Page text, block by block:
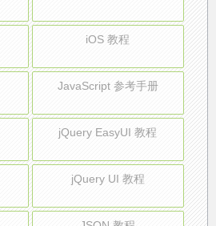
iOS 教程
JavaScript 参考手册
jQuery EasyUI 教程
jQuery UI 教程